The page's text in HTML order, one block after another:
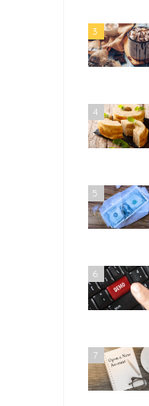
3
4
5
6
7